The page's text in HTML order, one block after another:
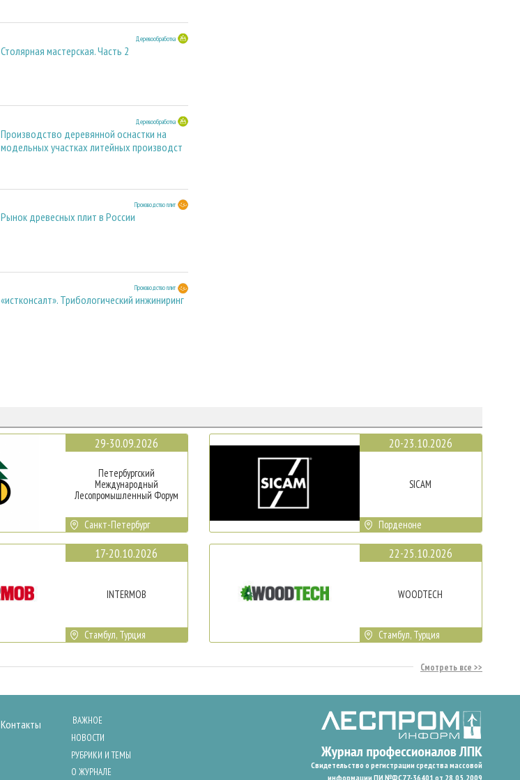
Деревообработка
Столярная мастерская. Часть 2
Деревообработка
Производство деревянной оснастки на
модельных участках литейных производст
Производство плит
Рынок древесных плит в России
Производство плит
«истконсалт». Трибологический инжиниринг
29-30.09.2026
Петербургский
Международный
Лесопромышленный Форум
Санкт-Петербург
17-20.10.2026
INTERMOB
Стамбул, Турция
20-23.10.2026
SICAM
Порденоне
22-25.10.2026
WOODTECH
Стамбул, Турция
Смотреть все
Контакты
ВАЖНОЕ
НОВОСТИ
РУБРИКИ И ТЕМЫ
О ЖУРНАЛЕ
Свидетельство о регистрации средства массовой
информации ПИ №ФС77-36401 от 28.05.2009